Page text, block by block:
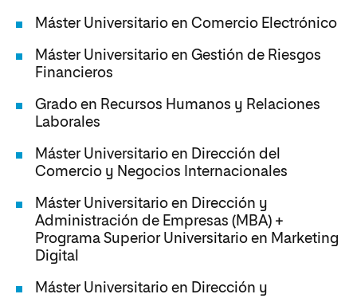
Máster Universitario en Comercio Electrónico
Máster Universitario en Gestión de Riesgos
Financieros
Grado en Recursos Humanos y Relaciones
Laborales
Máster Universitario en Dirección del
Comercio y Negocios Internacionales
Máster Universitario en Dirección y
Administración de Empresas (MBA) +
Programa Superior Universitario en Marketing
Digital
Máster Universitario en Dirección y